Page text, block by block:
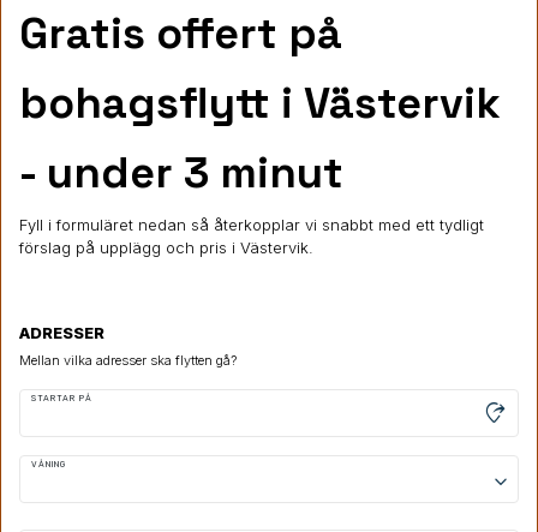
Gratis offert på
bohagsflytt i Västervik
- under 3 minut
Fyll i formuläret nedan så återkopplar vi snabbt med ett tydligt
förslag på upplägg och pris i Västervik.
ADRESSER
Mellan vilka adresser ska flytten gå?
STARTAR PÅ
moved_location
VÅNING
keyboard_arrow_down